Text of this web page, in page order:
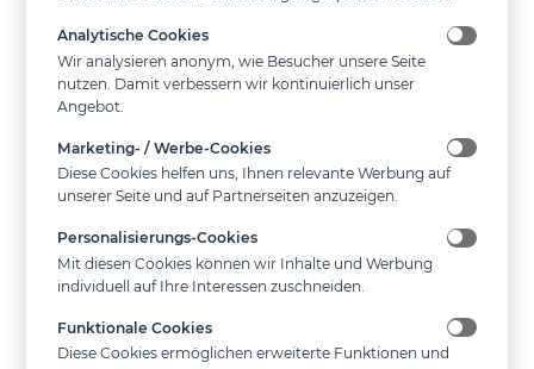
Darüber hinaus ist der Nutzer nicht berechtigt,
ohne gültigen Zugang (LogIn) auf gespeicherte
personenbezogene Daten oder Informationen
zuzugreifen.
4.5Verstößt ein Nutzer gegen die Bestimmungen
der Ziffern 4.1 bis 4.4, ist INSITER berechtigt,
unbeschadet der Geltendmachung von An-
sprüchen den Zugang des Nutzers zu sperren.
5. Links, Frames, Kommunikation
Analytische Cookies
Wir analysieren anonym, wie Besucher unsere Seite
nutzen. Damit verbessern wir kontinuierlich unser
Angebot.
Marketing- / Werbe-Cookies
Diese Cookies helfen uns, Ihnen relevante Werbung auf
unserer Seite und auf Partnerseiten anzuzeigen.
Personalisierungs-Cookies
Mit diesen Cookies können wir Inhalte und Werbung
individuell auf Ihre Interessen zuschneiden.
Funktionale Cookies
Diese Cookies ermöglichen erweiterte Funktionen und